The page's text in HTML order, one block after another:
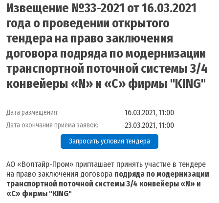
Извещение №33-2021 от 16.03.2021
года о проведении открытого
тендера на право заключения
договора подряда по модернизации
транспортной поточной системы 3/4
конвейеры «N» и «С» фирмы "KING"
Дата размещения: 16.03.2021, 11:00
Дата окончания приема заявок: 23.03.2021, 11:00
Запросить условия тендера
АО «Волтайр-Пром» приглашает принять участие в тендере
на право заключения договора подряда по модернизации
транспортной поточной системы 3/4 конвейеры «N» и
«С» фирмы "KING"